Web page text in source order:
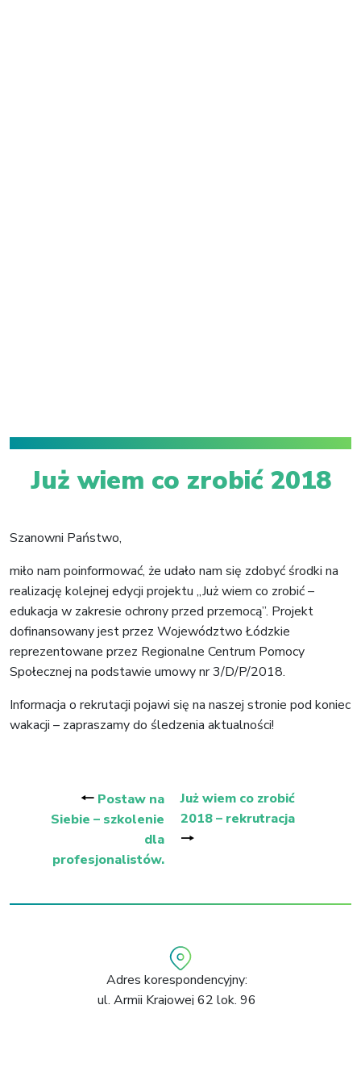
Już wiem co zrobić 2018
Szanowni Państwo,
miło nam poinformować, że udało nam się zdobyć środki na
realizację kolejnej edycji projektu „Już wiem co zrobić –
edukacja w zakresie ochrony przed przemocą”. Projekt
dofinansowany jest przez Województwo Łódzkie
reprezentowane przez Regionalne Centrum Pomocy
Społecznej na podstawie umowy nr 3/D/P/2018.
Informacja o rekrutacji pojawi się na naszej stronie pod koniec
wakacji – zapraszamy do śledzenia aktualności!
🠐 Postaw na
Siebie – szkolenie
dla
profesjonalistów.
Już wiem co zrobić
2018 – rekrutracja
🠒
Adres korespondencyjny:
ul. Armii Krajowej 62 lok. 96